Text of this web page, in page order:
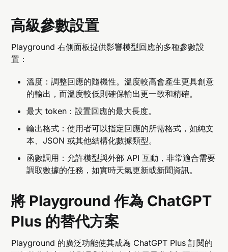
高級參數設置
Playground 右側面板提供影響模型回應的多種參數設
置：
溫度：調整回應的隨機性。溫度較高會產生更具創意
的輸出，而溫度較低則確保輸出更一致和精確。
最大 token：設置回應的最大長度。
輸出格式：使用者可以指定回應的所需格式，如純文
本、JSON 或其他結構化數據類型。
函數調用：允許模型與外部 API 互動，非常適合需要
調取數據的任務，如實時天氣更新或新聞資訊。
將 Playground 作為 ChatGPT
Plus 的替代方案
Playground 的廣泛功能使其成為 ChatGPT Plus 訂閱的